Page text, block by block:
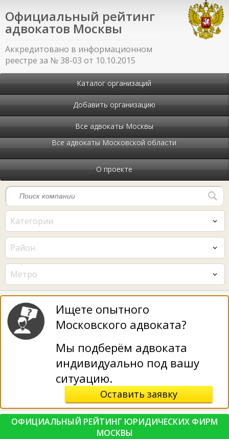
Официальный рейтинг
адвокатов Москвы
Аккредитовано в информационном
реестре за № 38-03 от 10.10.2015
Каталог организаций
Добавить организацию
Все адвокаты Москвы
Все адвокаты Московской области
О проекте
Категории
Район
Метро
Ищете опытного
Московского адвоката?
Мы подберём адвоката
индивидуально под вашу
ситуацию.
Оставить заявку
ОФИЦИАЛЬНЫЙ РЕЙТИНГ ЮРИДИЧЕСКИХ ФИРМ
МОСКВЫ